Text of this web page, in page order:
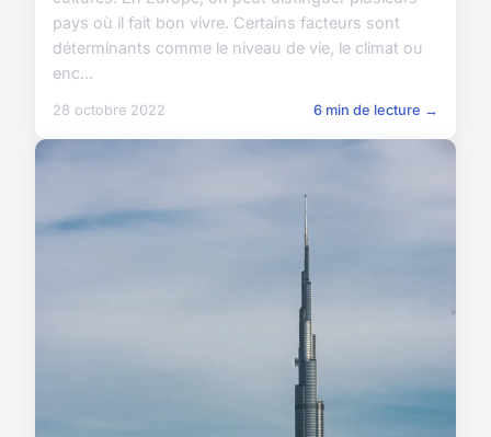
pays où il fait bon vivre. Certains facteurs sont
déterminants comme le niveau de vie, le climat ou
enc...
28 octobre 2022 6 min de lecture →